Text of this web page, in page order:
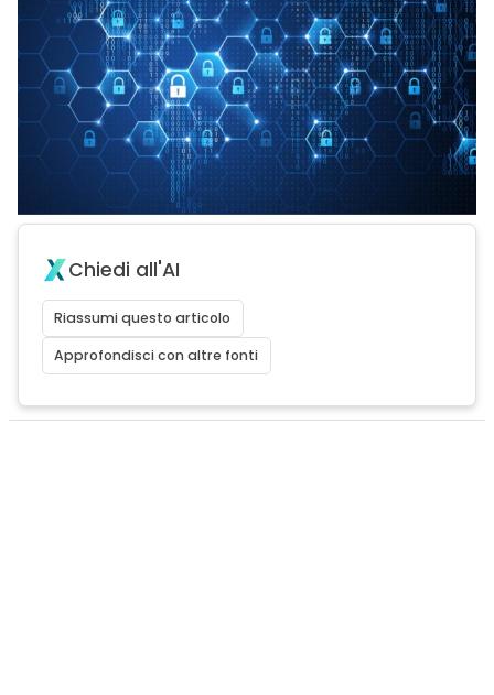
Chiedi all'AI
Riassumi questo articolo
Approfondisci con altre fonti